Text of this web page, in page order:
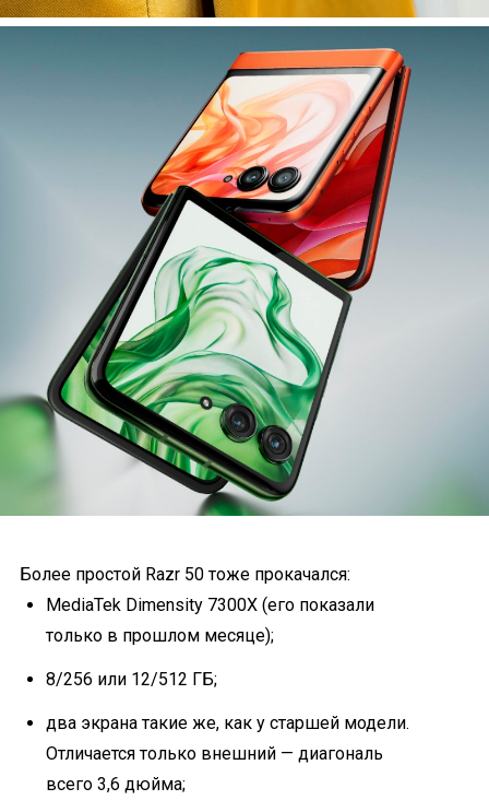
Более простой Razr 50 тоже прокачался:
MediaTek Dimensity 7300X (его показали
только в прошлом месяце);
8/256 или 12/512 ГБ;
два экрана такие же, как у старшей модели.
Отличается только внешний — диагональ
всего 3,6 дюйма;